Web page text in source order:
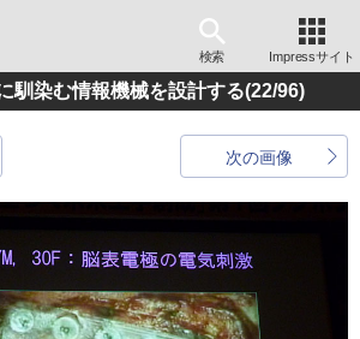
検索 Impressサイト
馴染む情報機械を設計する(22/96)
次の画像